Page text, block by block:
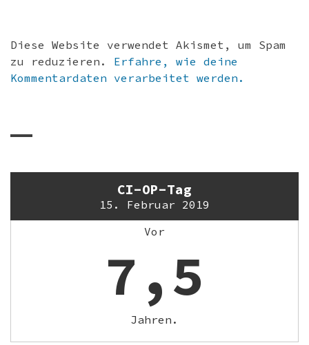
Diese Website verwendet Akismet, um Spam
zu reduzieren. Erfahre, wie deine
Kommentardaten verarbeitet werden.
CI-OP-Tag
15. Februar 2019
Vor
7,5
Jahren.